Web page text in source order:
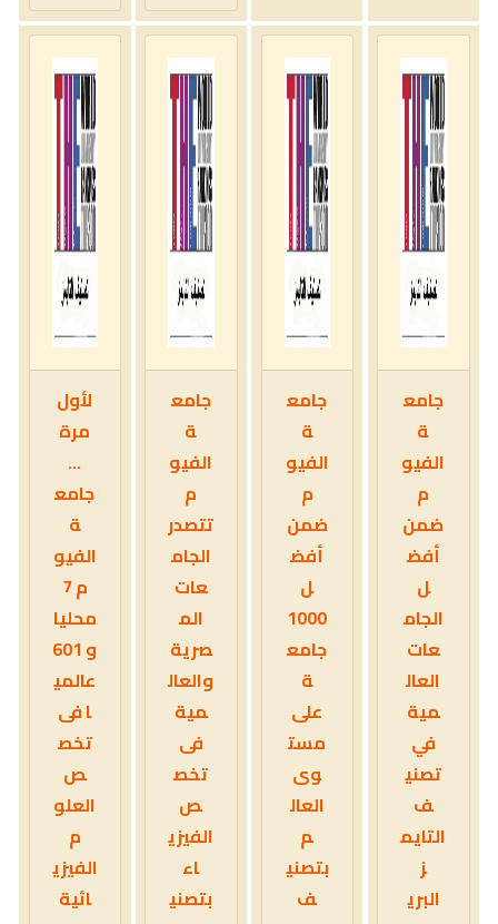
جامع
ة
الفيو
م
ضمن
أفض
ل
الجام
عات
العال
مية
في
تصني
ف
التايم
ز
البري
جامع
ة
الفيو
م
ضمن
أفض
ل
1000
جامع
ة
على
مست
وى
العال
م
بتصني
ف
جامع
ة
الفيو
م
تتصدر
الجام
عات
الم
صرية
والعال
مية
فى
تخص
ص
الفيزي
اء
بتصني
لأول
مرة
...
جامع
ة
الفيو
م 7
محليا
و 601
عالمي
ا فى
تخص
ص
العلو
م
الفيزي
ائية